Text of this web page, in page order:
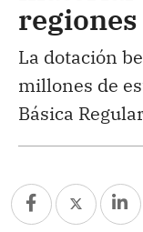
regiones
La dotación
millones de
Básica